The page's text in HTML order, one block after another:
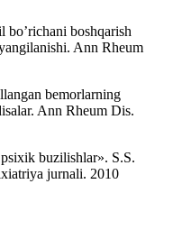
boshqarish
Ann Rheum
bemorlarning
Ann Rheum Dis.
buzilishlar». S.S.
jurnali. 2010